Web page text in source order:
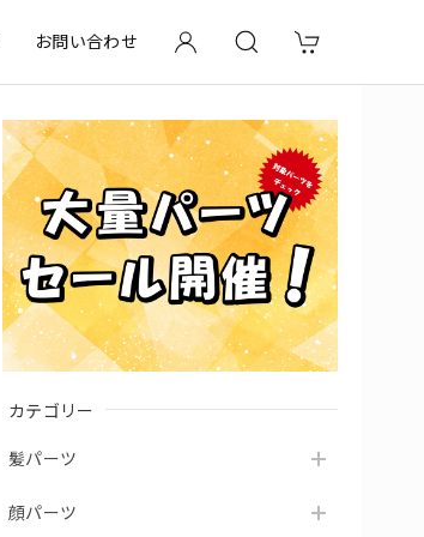
お問い合わせ
カテゴリー
髪パーツ
顔パーツ